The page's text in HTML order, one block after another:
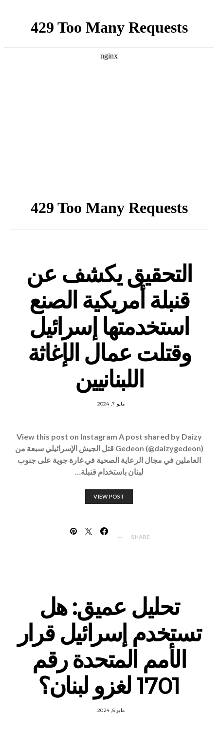
التحقيق يكشف عن
قنبلة أمريكية الصنع
استخدمتها إسرائيل
وقتلت عمال الإغاثة
اللبنانيين
مايو 7, 2024
View this post on Instagram A post shared by Daizy
Gedeon (@daizygedeon) قتل الجيش الإسرائيلي سبعة من
العاملين في مجال الرعاية الصحية في غارة جوية على جنوب
لبنان باستخدام قنبلة…
VIEW POST
SHARE
تحليل عميق: هل
تستخدم إسرائيل قرار
الأمم المتحدة رقم
1701 لغزو لبنان؟
مايو 5, 2024